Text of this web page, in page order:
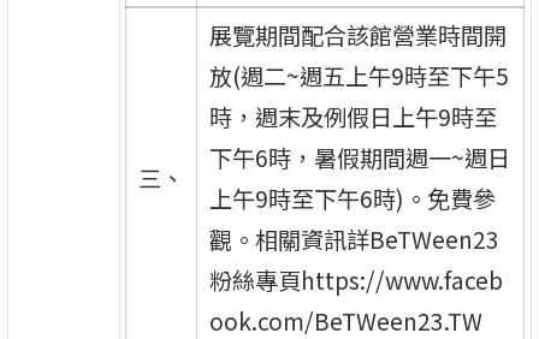
三、
展覽期間配合該館營業時間開
放(週二~週五上午9時至下午5
時，週末及例假日上午9時至
下午6時，暑假期間週一~週日
上午9時至下午6時)。免費參
觀。相關資訊詳BeTWeen23
粉絲專頁https://www.faceb
ook.com/BeTWeen23.TW